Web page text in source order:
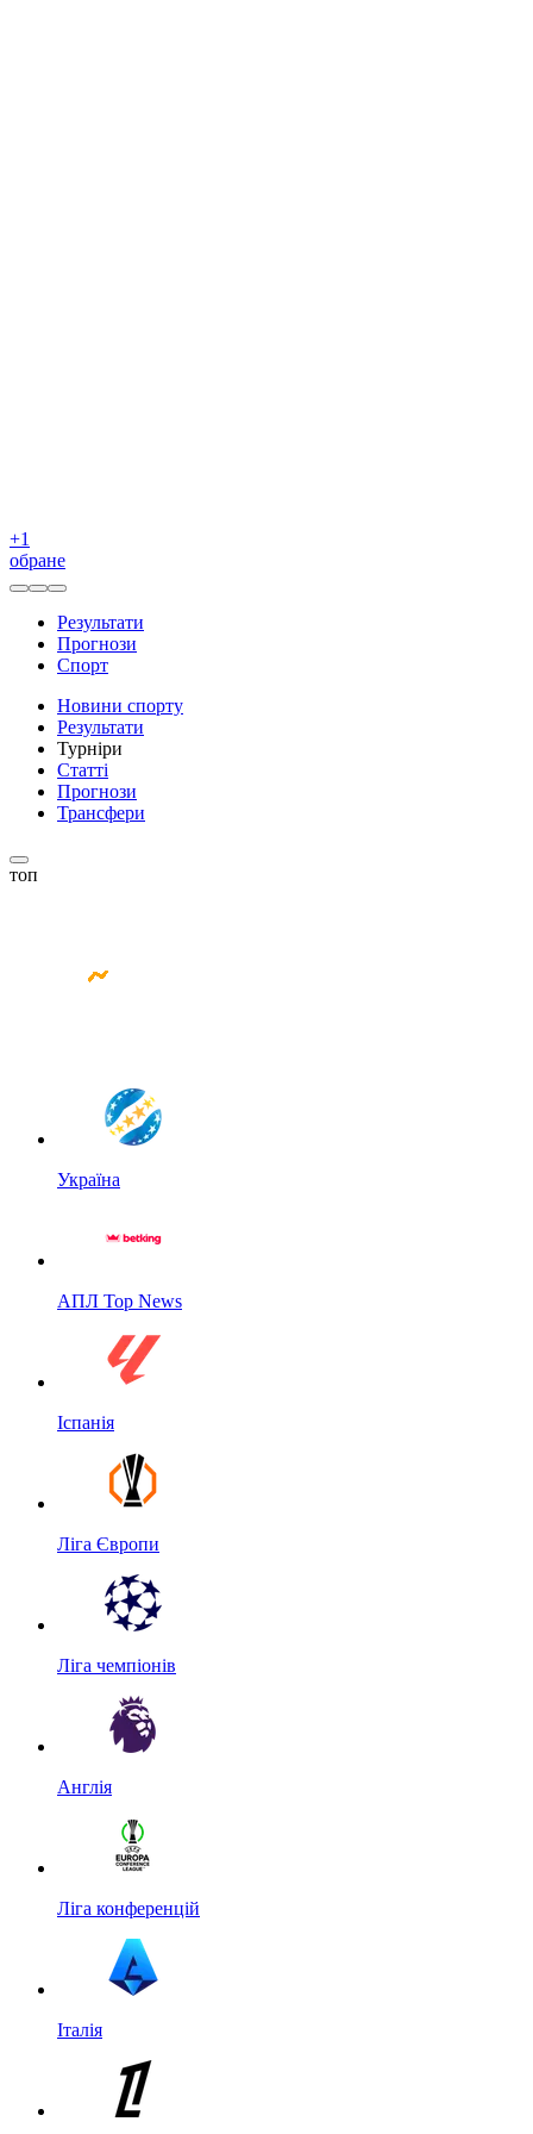
+1
обране
Результати
Прогнози
Спорт
Новини спорту
Результати
Турніри
Статті
Прогнози
Трансфери
топ
Україна
АПЛ Top News
Іспанія
Ліга Європи
Ліга чемпіонів
Англія
Ліга конференцій
Італія